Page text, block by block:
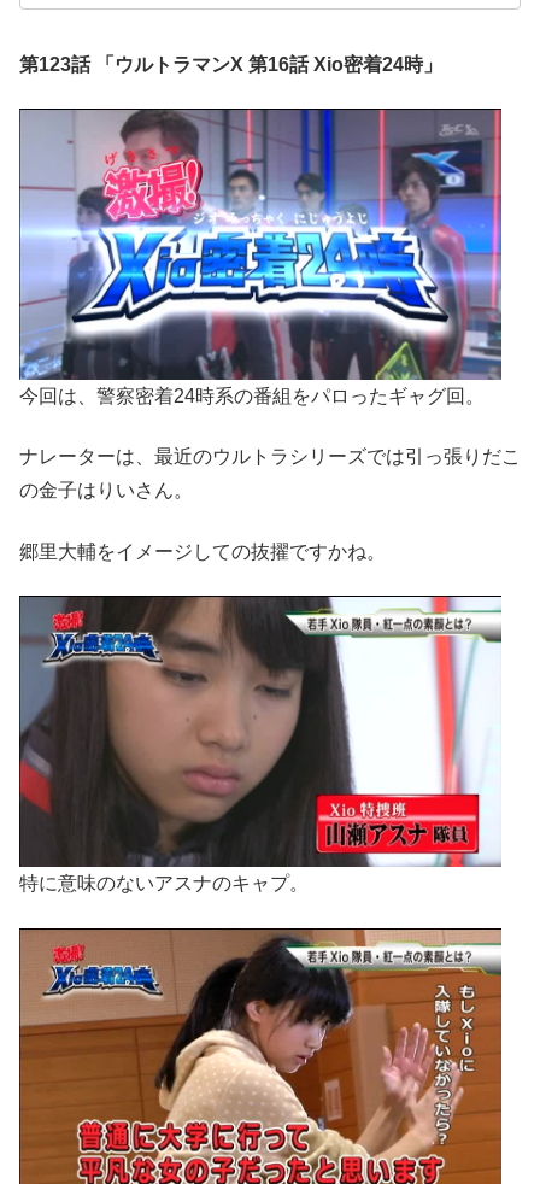
第123話 「ウルトラマンX 第16話 Xio密着24時」
今回は、警察密着24時系の番組をパロったギャグ回。
ナレーターは、最近のウルトラシリーズでは引っ張りだこ
の金子はりいさん。
郷里大輔をイメージしての抜擢ですかね。
特に意味のないアスナのキャプ。